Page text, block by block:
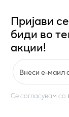
Пријави
биди во
акции!
Се согласувам со